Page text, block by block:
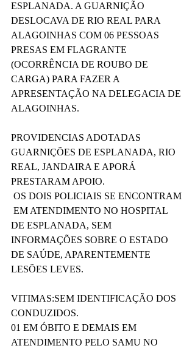
ESPLANADA. A GUARNIÇÃO
DESLOCAVA DE RIO REAL PARA
ALAGOINHAS COM 06 PESSOAS
PRESAS EM FLAGRANTE
(OCORRÊNCIA DE ROUBO DE
CARGA) PARA FAZER A
APRESENTAÇÃO NA DELEGACIA DE
ALAGOINHAS.
PROVIDENCIAS ADOTADAS
GUARNIÇÕES DE ESPLANADA, RIO
REAL, JANDAIRA E APORÁ
PRESTARAM APOIO.
EM ATENDIMENTO NO HOSPITAL
DE ESPLANADA, SEM
INFORMAÇÕES SOBRE O ESTADO
DE SAÚDE, APARENTEMENTE
LESÕES LEVES.
VITIMAS:SEM IDENTIFICAÇÃO DOS
CONDUZIDOS.
01 EM ÓBITO E DEMAIS EM
ATENDIMENTO PELO SAMU NO